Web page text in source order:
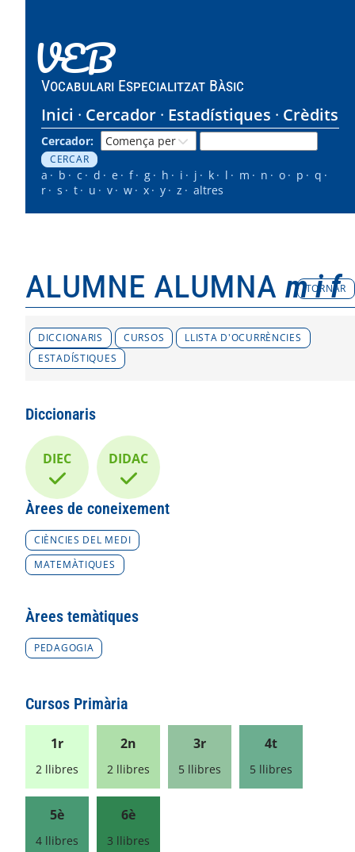
VEB
Vocabulari Especialitzat Bàsic
Inici Cercador Estadístiques Crèdits
Cercador:
a b c d e f g h i j k l m n o p
q
r
s t u v w x y z altres
alumne alumna m i f
TORNAR
DICCIONARIS CURSOS
LLISTA D'OCURRÈNCIES
ESTADÍSTIQUES
Diccionaris
DIEC DIDAC
Àrees de coneixement
CIÈNCIES DEL MEDI
MATEMÀTIQUES
Àrees temàtiques
PEDAGOGIA
Cursos Primària
1r
2 llibres
2n
2 llibres
3r
5 llibres
4t
5 llibres
5è
4 llibres
6è
3 llibres